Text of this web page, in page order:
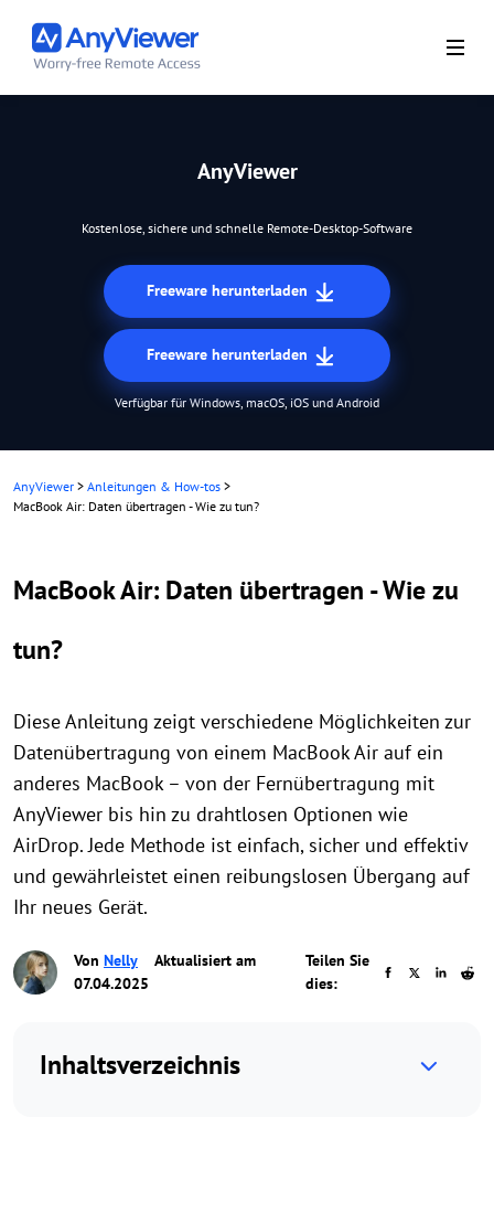
AnyViewer
Kostenlose, sichere und schnelle Remote-Desktop-Software
Freeware herunterladen
Freeware herunterladen
Verfügbar für Windows, macOS, iOS und Android
AnyViewer > Anleitungen & How-tos >
MacBook Air: Daten übertragen - Wie zu tun?
MacBook Air: Daten übertragen - Wie zu
tun?
Diese Anleitung zeigt verschiedene Möglichkeiten zur
Datenübertragung von einem MacBook Air auf ein
anderes MacBook – von der Fernübertragung mit
AnyViewer bis hin zu drahtlosen Optionen wie
AirDrop. Jede Methode ist einfach, sicher und effektiv
und gewährleistet einen reibungslosen Übergang auf
Ihr neues Gerät.
Von Nelly
Aktualisiert am
07.04.2025
Teilen Sie
dies:
Inhaltsverzeichnis